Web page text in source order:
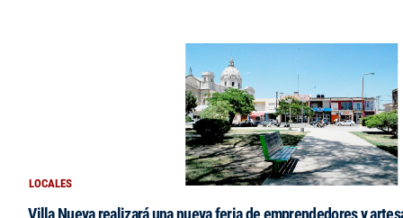
LOCALES
Villa Nueva realizará una nueva feria de emprendedores y